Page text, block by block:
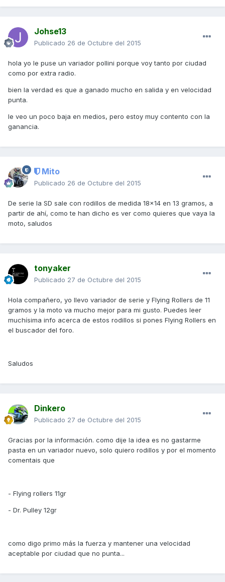
Johse13
Publicado 26 de Octubre del 2015
hola yo le puse un variador pollini porque voy tanto por ciudad
como por extra radio.
bien la verdad es que a ganado mucho en salida y en velocidad
punta.
le veo un poco baja en medios, pero estoy muy contento con la
ganancia.
Mito
Publicado 26 de Octubre del 2015
De serie la SD sale con rodillos de medida 18x14 en 13 gramos, a
partir de ahí, como te han dicho es ver como quieres que vaya la
moto, saludos
tonyaker
Publicado 27 de Octubre del 2015
Hola compañero, yo llevo variador de serie y Flying Rollers de 11
gramos y la moto va mucho mejor para mi gusto. Puedes leer
muchísima info acerca de estos rodillos si pones Flying Rollers en
el buscador del foro.
Saludos
Dinkero
Publicado 27 de Octubre del 2015
Gracias por la información. como dije la idea es no gastarme
pasta en un variador nuevo, solo quiero rodillos y por el momento
comentais que
- Flying rollers 11gr
- Dr. Pulley 12gr
como digo primo más la fuerza y mantener una velocidad
aceptable por ciudad que no punta...